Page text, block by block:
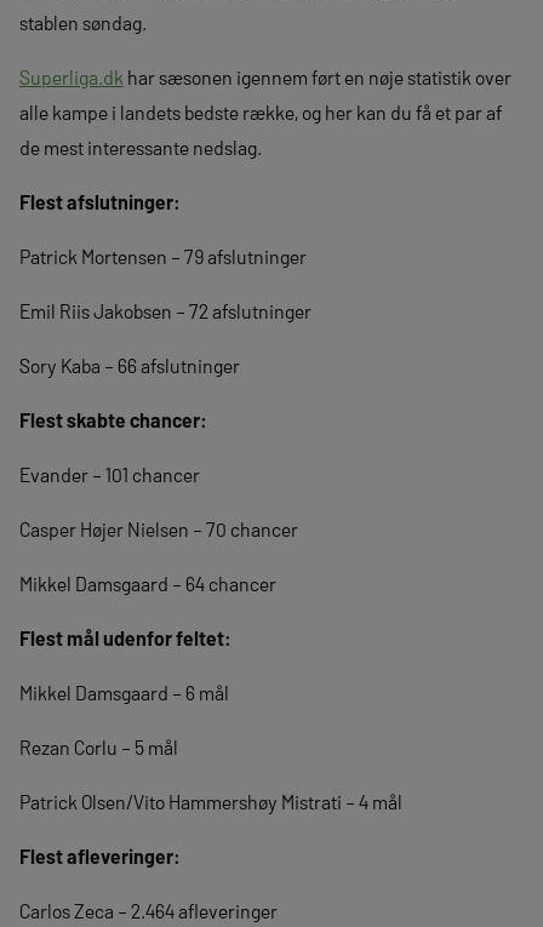
stablen søndag.
Superliga.dk har sæsonen igennem ført en nøje statistik over
alle kampe i landets bedste række, og her kan du få et par af
de mest interessante nedslag.
Flest afslutninger:
Patrick Mortensen – 79 afslutninger
Emil Riis Jakobsen – 72 afslutninger
Sory Kaba – 66 afslutninger
Flest skabte chancer:
Evander – 101 chancer
Casper Højer Nielsen – 70 chancer
Mikkel Damsgaard – 64 chancer
Flest mål udenfor feltet:
Mikkel Damsgaard – 6 mål
Rezan Corlu – 5 mål
Patrick Olsen/Vito Hammershøy Mistrati – 4 mål
Flest afleveringer:
Carlos Zeca – 2.464 afleveringer